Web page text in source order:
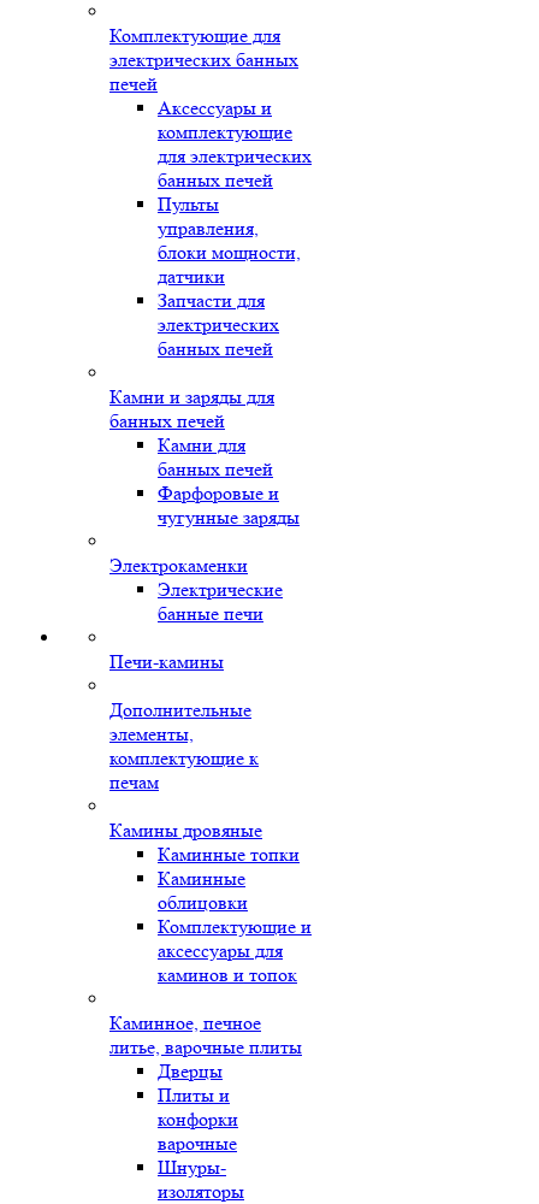
Комплектующие для
электрических банных
печей
Аксессуары и
комплектующие
для электрических
банных печей
Пульты
управления,
блоки мощности,
датчики
Запчасти для
электрических
банных печей
Камни и заряды для
банных печей
Камни для
банных печей
Фарфоровые и
чугунные заряды
Электрокаменки
Электрические
банные печи
Печи-камины
Дополнительные
элементы,
комплектующие к
печам
Камины дровяные
Каминные топки
Каминные
облицовки
Комплектующие и
аксессуары для
каминов и топок
Каминное, печное
литье, варочные плиты
Дверцы
Плиты и
конфорки
варочные
Шнуры-
изоляторы